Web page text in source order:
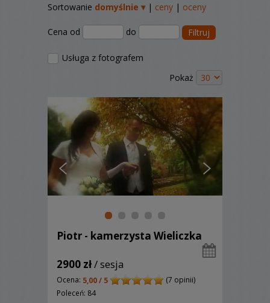
Sortowanie domyślnie ▾| ceny | oceny
Cena od do Filtruj
Usługa z fotografem
Pokaż
Piotr - kamerzysta Wieliczka
2900 zł/ sesja
Ocena: 5,00 / 5
(7 opinii)
Poleceń: 84